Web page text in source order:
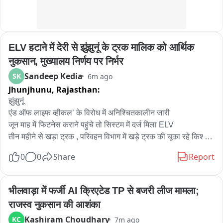
ELV हटाने में देरी से झुंझुनूं के ट्रक मालिक को आर्थिक
नुकसान, मुख्यालय निर्णय पर निर्भर
SK Sandeep Kedia 6m ago
Jhunjhunu, Rajasthan:
झुंझुनूं
एंड ऑफ लाइफ व्हीकल’ के विरोध में अनिश्चितकालीन जारी
जून माह में फिटनेस कराने पहुंचे तो सिस्टम में दर्ज मिला ELV
तीन महीने से खड़ा ट्रक , परिवहन विभाग में खड़े ट्रक की चूका रहे किश्त
डीटीओ रमेश कुमार बोले—ELV हटाने की प्रक्रिया मुख्यालय स्तर से
झुंझुनूं में परिवहन विभाग की ‘एंड ऑफ लाइफ व्हीकल’ प्रक्रिया में फंसे एक
वाहन मालिक की परेशानी तीन महीने बाद भी खत्म नहीं हुई है। दुलचास गांव
निवासी विजय सिंह अपनी गाड़ी को ELV श्रेणी से हटाने और आर्थिक
0 0 Share Report
भीलवाड़ा में फर्जी AI क्रिएटेड TP से बजरी लीज मामला;
राजस्व नुकसान की आशंका
KC Kashiram Choudhary 7m ago